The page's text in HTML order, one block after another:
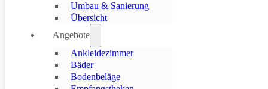
Umbau & Sanierung
Übersicht
Angebote
Ankleidezimmer
Bäder
Bodenbeläge
Ihre Vision, unsere Mission
Bei der Werder Schreinerei AG erhalten Sie alles aus einer Hand